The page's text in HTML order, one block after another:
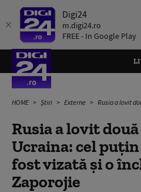
Digi24
m.digi24.ro
FREE - In Google Play
HOME Știri Externe Rusia a lovit două regiuni
Rusia a lovit
Ucraina: cel
fost vizată și o
Zaporojie